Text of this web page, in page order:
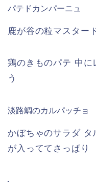
パテドカンパーニュ
鹿が谷の粒マスター
鶏のきものパテ 中に
う
淡路鯛のカルパッチョ
かぼちゃのサラダ タ
が入っててさっぱり